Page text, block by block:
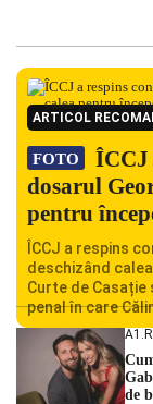
ARTICOL
FOTO
ÎCCJ
dosarul
pentru
ÎCCJ a respins
deschizând
Curte de
penal în care
persoane sunt
ordinii
judecătorii de la
de